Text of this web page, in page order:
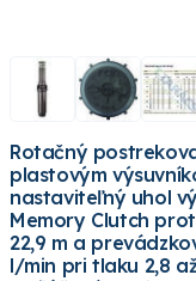
Rotačný
plastovým
nastaviteľný uhol
Memory Clutch
22,9 m a
l/min pri tlaku 2,8